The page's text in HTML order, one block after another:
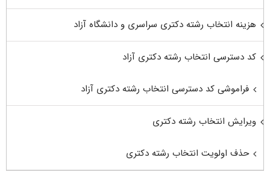
هزینه انتخاب رشته دکتری سراسری و دانشگاه آزاد
کد دسترسی انتخاب رشته دکتری آزاد
فراموشی کد دسترسی انتخاب رشته دکتری آزاد
ویرایش انتخاب رشته دکتری
حذف اولویت انتخاب رشته دکتری